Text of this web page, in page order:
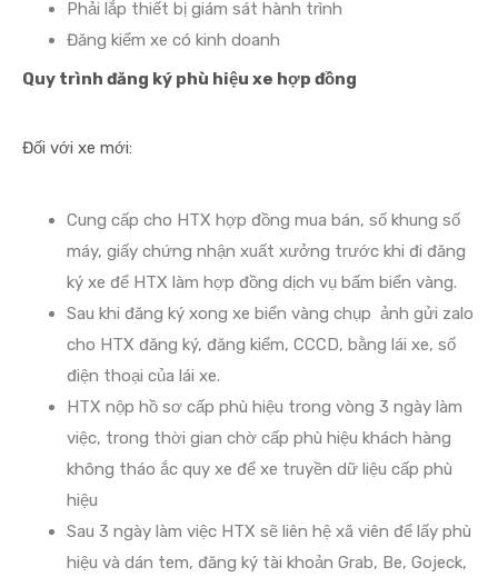
Phải lắp thiết bị giám sát hành trình
Đăng kiểm xe có kinh doanh
Quy trình đăng ký phù hiệu xe hợp đồng
Đối với xe mới:
Cung cấp cho HTX hợp đồng mua bán, số khung số
máy, giấy chứng nhận xuất xưởng trước khi đi đăng
ký xe để HTX làm hợp đồng dịch vụ bấm biển vàng.
Sau khi đăng ký xong xe biển vàng chụp ảnh gửi zalo
cho HTX đăng ký, đăng kiểm, CCCD, bằng lái xe, số
điện thoại của lái xe.
HTX nộp hồ sơ cấp phù hiệu trong vòng 3 ngày làm
việc, trong thời gian chờ cấp phù hiệu khách hàng
không tháo ắc quy xe để xe truyền dữ liệu cấp phù
hiệu
Sau 3 ngày làm việc HTX sẽ liên hệ xã viên để lấy phù
hiệu và dán tem, đăng ký tài khoản Grab, Be, Gojeck,